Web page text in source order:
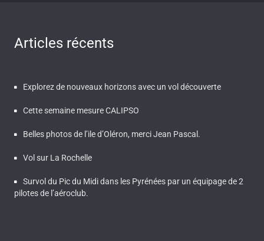
Articles récents
Explorez de nouveaux horizons avec un vol découverte
Cette semaine mesure CALIPSO
Belles photos de l’ile d’Oléron, merci Jean Pascal.
Vol sur La Rochelle
Survol du Pic du Midi dans les Pyrénées par un équipage de 2
pilotes de l’aéroclub.